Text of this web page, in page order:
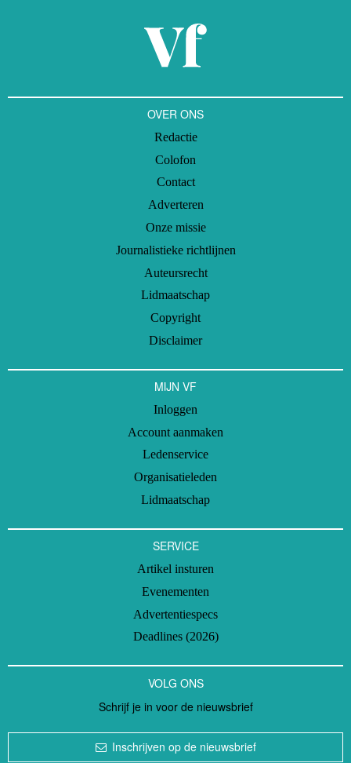
OVER ONS
Redactie
Colofon
Contact
Adverteren
Onze missie
Journalistieke richtlijnen
Auteursrecht
Lidmaatschap
Copyright
Disclaimer
MIJN VF
Inloggen
Account aanmaken
Ledenservice
Organisatieleden
Lidmaatschap
SERVICE
Artikel insturen
Evenementen
Advertentiespecs
Deadlines (2026)
VOLG ONS
Schrijf je in voor de nieuwsbrief
Inschrijven op de nieuwsbrief